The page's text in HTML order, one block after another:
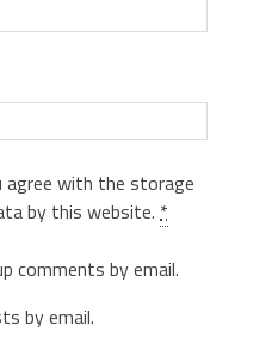
with the storage
by this website. *
comments by email.
by email.